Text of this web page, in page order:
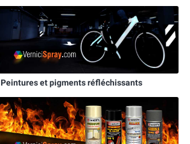
Peintures et pigments réfléchissants